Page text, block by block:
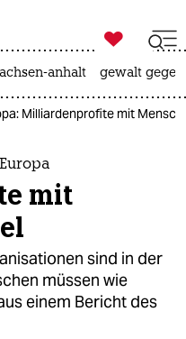

taz zahl ich
anhalt gewalt
Milliardenprofite mit
mit
sind in der
müssen wie
einem Bericht des